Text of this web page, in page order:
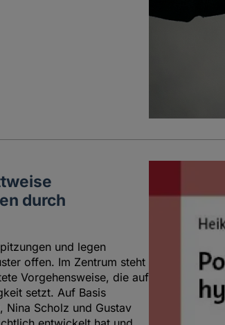
durch
und legen
offen. Im Zentrum steht
Vorgehensweise, die auf
setzt. Auf Basis
Nina Scholz und Gustav